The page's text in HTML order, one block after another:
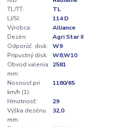
TL/TT:
TL
LI/SI:
114 D
Výrobca:
Alliance
Dezén:
Agri Star II
Odporúč. disk:
W9
Prípustný disk:
W8,W10
Obvod valenia
mm:
2581
Nosnosť pri
km/h (1):
1180/65
Hmotnosť:
29
Výška dezénu
mm:
32,0